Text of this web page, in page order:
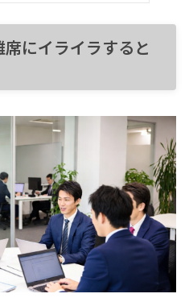
にイライラすると